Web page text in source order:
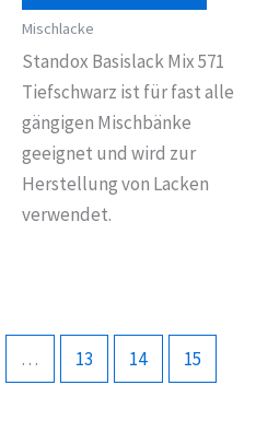
Mischlacke
Standox Basislack Mix 571
Tiefschwarz ist für fast alle
gängigen Mischbänke
geeignet und wird zur
Herstellung von Lacken
verwendet.
… 13 14 15